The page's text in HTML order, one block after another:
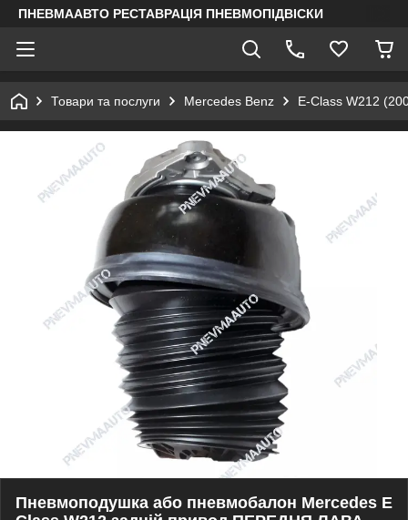
ПНЕВМААВТО РЕСТАВРАЦІЯ ПНЕВМОПІДВІСКИ
Товари та послуги Mercedes Benz E-Class W212
Пневмоподушка або пневмобалон Mercedes E